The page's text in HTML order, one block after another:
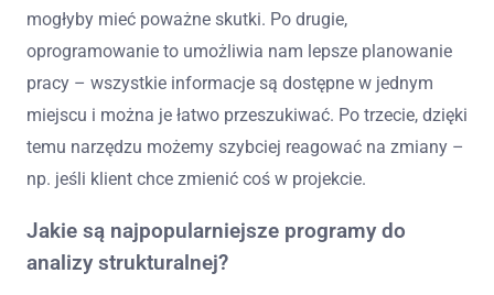
mogłyby mieć poważne skutki. Po drugie,
oprogramowanie to umożliwia nam lepsze planowanie
pracy – wszystkie informacje są dostępne w jednym
miejscu i można je łatwo przeszukiwać. Po trzecie, dzięki
temu narzędzu możemy szybciej reagować na zmiany –
np. jeśli klient chce zmienić coś w projekcie.
Jakie są najpopularniejsze programy do
analizy strukturalnej?